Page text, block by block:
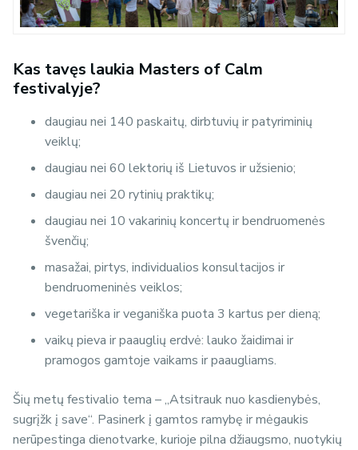
Kas tavęs laukia Masters of Calm
festivalyje?
daugiau nei 140 paskaitų, dirbtuvių ir patyriminių
veiklų;
daugiau nei 60 lektorių iš Lietuvos ir užsienio;
daugiau nei 20 rytinių praktikų;
daugiau nei 10 vakarinių koncertų ir bendruomenės
švenčių;
masažai, pirtys, individualios konsultacijos ir
bendruomeninės veiklos;
vegetariška ir veganiška puota 3 kartus per dieną;
vaikų pieva ir paauglių erdvė: lauko žaidimai ir
pramogos gamtoje vaikams ir paaugliams.
Šių metų festivalio tema – „Atsitrauk nuo kasdienybės,
sugrįžk į save“. Pasinerk į gamtos ramybę ir mėgaukis
nerūpestinga dienotvarke, kurioje pilna džiaugsmo, nuotykių